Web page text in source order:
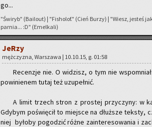
go...
"Świ­ryb" (Ba­ilo­ut) | "Fi­sho­lof." (Cień Burzy) | "Wiesz,
par­nia... :D" (Emel­ka­li)
JeRzy
męż­czy­zna, War­sza­wa | 10.10.15, g. 01:58
Re­cen­zje nie. O wi­dzisz, o tym nie
po­wi­nie­nem tutaj też uzu­peł­nić.
A limit trzech stron z pro­stej przy­czy­ny: w
Gdy­bym po­świę­cił to miej­sce na dłuż­sze
niej by­ło­by po­go­dzić różne za­in­te­re­so­wa­nia i